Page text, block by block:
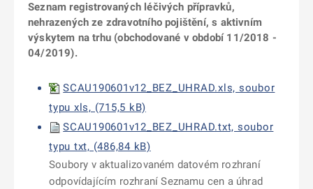
Seznam registrovaných léčivých přípravků,
nehrazených ze zdravotního pojištění, s aktivním
výskytem na trhu (obchodované v období 11/2018 -
04/2019).
SCAU190601v12_BEZ_UHRAD.xls, soubor
typu xls, (715,5 kB)
SCAU190601v12_BEZ_UHRAD.txt, soubor
typu txt, (486,84 kB)
Soubory v aktualizovaném datovém rozhraní
odpovídajícím rozhraní Seznamu cen a úhrad